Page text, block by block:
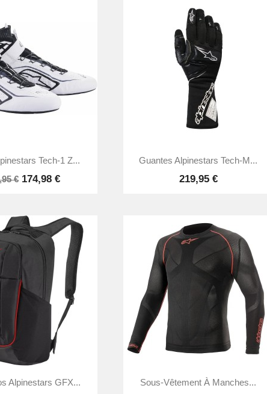
rapide
Tech-1 Z...
€ 174,98 €
 Aperçu rapide
Guantes Alpinestars Tech-M...
219,95 €
rapide
Alpinestars GFX...
Aperçu rapide
Sous-Vêtement À Manches...